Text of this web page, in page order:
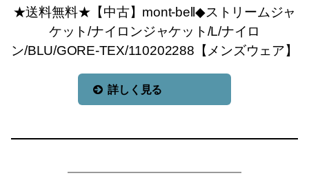
★送料無料★【中古】mont-bell◆ストリームジャ
ケット/ナイロンジャケット/L/ナイロ
ン/BLU/GORE-TEX/110202288【メンズウェア】
詳しく見る